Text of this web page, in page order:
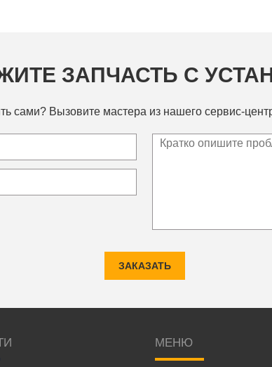
ЗАПЧАСТЬ С
сами? Вызовите мастера из нашего сервис-
ЗАКАЗАТЬ
МЕНЮ